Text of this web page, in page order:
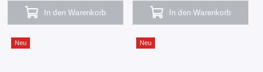
In den Warenkorb In den Warenkorb
Neu Neu